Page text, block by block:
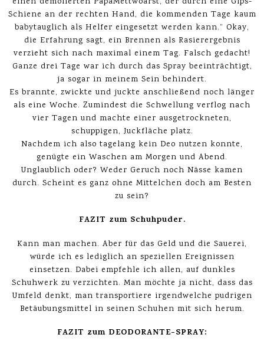
Schiene an der rechten Hand, die kommenden Tage kaum
babytauglich als Helfer eingesetzt werden kann.“ Okay,
die Erfahrung sagt, ein Brennen als Rasierergebnis
verzieht sich nach maximal einem Tag. Falsch gedacht!
Ganze drei Tage war ich durch das Spray beeinträchtigt,
ja sogar in meinem Sein behindert.
Es brannte, zwickte und juckte anschließend noch länger
als eine Woche. Zumindest die Schwellung verflog nach
vier Tagen und machte einer ausgetrockneten,
schuppigen, Juckfläche platz.
Nachdem ich also tagelang kein Deo nutzen konnte,
genügte ein Waschen am Morgen und Abend.
Unglaublich oder? Weder Geruch noch Nässe kamen
durch. Scheint es ganz ohne Mittelchen doch am Besten
zu sein?
FAZIT zum Schuhpuder.
Kann man machen. Aber für das Geld und die Sauerei,
würde ich es lediglich an speziellen Ereignissen
einsetzen. Dabei empfehle ich allen, auf dunkles
Schuhwerk zu verzichten. Man möchte ja nicht, dass das
Umfeld denkt, man transportiere irgendwelche pudrigen
Betäubungsmittel in seinen Schuhen mit sich herum.
FAZIT zum DEODORANTE-SPRAY: